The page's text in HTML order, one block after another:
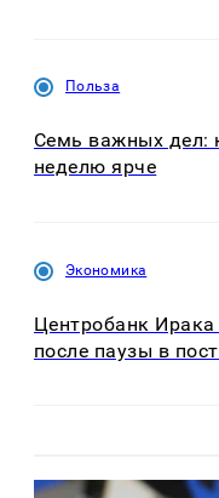
Польза
Семь важных дел:
неделю ярче
Экономика
Центробанк
после паузы в